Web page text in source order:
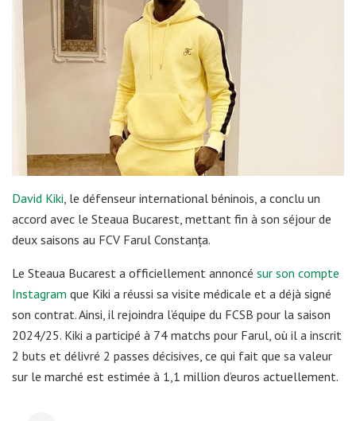
David Kiki , le défenseur international béninois, a conclu un
accord avec le Steaua Bucarest, mettant fin à son séjour de
deux saisons au FCV Farul Constanța.
Le Steaua Bucarest a officiellement annoncé sur son compte
Instagram que Kiki a réussi sa visite médicale et a déjà signé
son contrat. Ainsi, il rejoindra l’équipe du FCSB pour la saison
2024/25. Kiki a participé à 74 matchs pour Farul, où il a inscrit
2 buts et délivré 2 passes décisives, ce qui fait que sa valeur
sur le marché est estimée à 1,1 million d’euros actuellement.